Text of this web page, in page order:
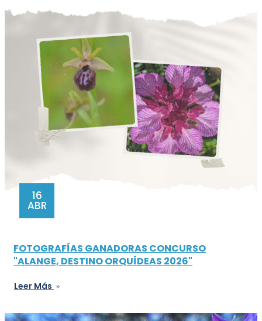
16
ABR
FOTOGRAFÍAS GANADORAS CONCURSO
"ALANGE, DESTINO ORQUÍDEAS 2026"
Leer Más